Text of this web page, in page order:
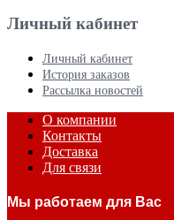
Личный кабинет
Личный кабинет
История заказов
Рассылка новостей
О компании
Контакты
Доставка
Для связи
Мы работаем для Вас